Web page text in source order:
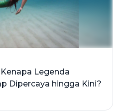
Legenda
Dipercaya hingga Kini?